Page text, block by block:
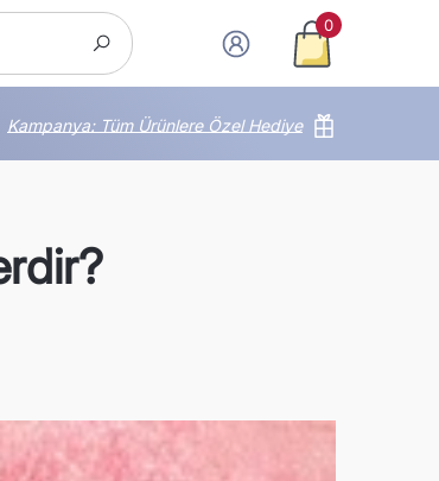
0
0
Kampanya: Tüm Ürünlere Özel Hediye